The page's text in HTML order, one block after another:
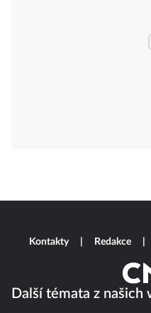
Další témata z našich
Kontakty Redakce